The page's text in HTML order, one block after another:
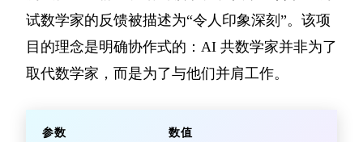
试数学家的反馈被描述为“令人印象深刻”。该项
目的理念是明确协作式的：AI 共数学家并非为了
取代数学家，而是为了与他们并肩工作。
参数 数值